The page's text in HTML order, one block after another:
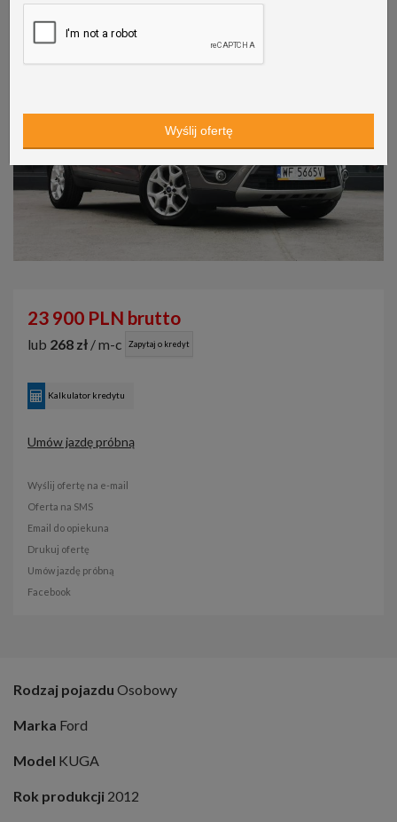
23 900 PLN brutto
lub 268 zł / m-c Zapytaj o kredyt
Kalkulator kredytu
Umów jazdę próbną
Wyślij ofertę na e-mail
Oferta na SMS
Email do opiekuna
Drukuj ofertę
Umów jazdę próbną
Facebook
Rodzaj pojazdu Osobowy
Marka Ford
Model KUGA
Rok produkcji 2012